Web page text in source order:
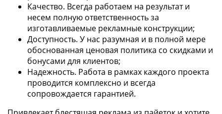
Качество. Всегда работаем на результат и
несем полную ответственность за
изготавливаемые рекламные конструкции;
Доступность. У нас разумная и в полной мере
обоснованная ценовая политика со скидками и
бонусами для клиентов;
Надежность. Работа в рамках каждого проекта
проводится комплексно и всегда
сопровождается гарантией.